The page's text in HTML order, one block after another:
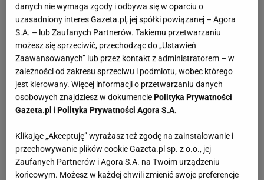
danych nie wymaga zgody i odbywa się w oparciu o
uzasadniony interes Gazeta.pl, jej spółki powiązanej – Agora
S.A. – lub Zaufanych Partnerów. Takiemu przetwarzaniu
możesz się sprzeciwić, przechodząc do „Ustawień
Zaawansowanych” lub przez kontakt z administratorem – w
zależności od zakresu sprzeciwu i podmiotu, wobec którego
jest kierowany. Więcej informacji o przetwarzaniu danych
osobowych znajdziesz w dokumenciePolityka Prywatności
Gazeta.pl iPolityka Prywatności Agora S.A.
Klikając „Akceptuję” wyrażasz też zgodę na zainstalowanie i
przechowywanie plików cookie Gazeta.pl sp. z o.o., jej
Zaufanych Partnerów i Agora S.A. na Twoim urządzeniu
końcowym. Możesz w każdej chwili zmienić swoje preferencje